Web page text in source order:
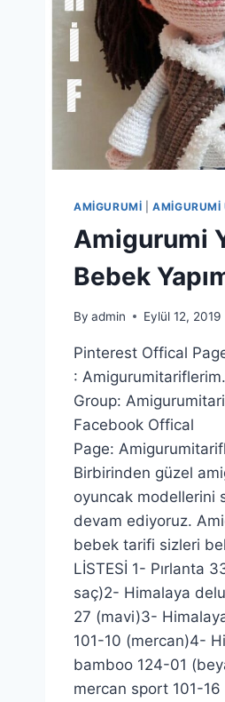
AMIGURUMI |AMIGURUMI
Amigurumi
Bebek
By admin Eylül 12, 2019
Pinterest Offical
:
Group:
Facebook Offical
Page:
Birbirinden güzel
oyuncak modellerini
devam ediyoruz.
bebek tarifi sizleri
LİSTESİ 1- Pırlanta
saç)2- Himalaya
27 (mavi)3-
101-10 (mercan)4-
bamboo 124-01
mercan sport 101-